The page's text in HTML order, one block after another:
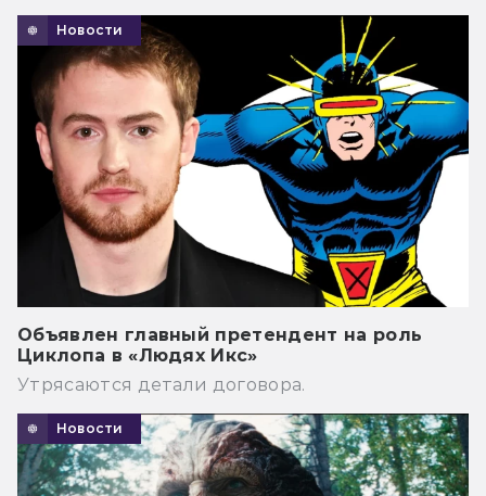
Новости
Объявлен главный претендент на роль
Циклопа в «Людях Икс»
Утрясаются детали договора.
Новости